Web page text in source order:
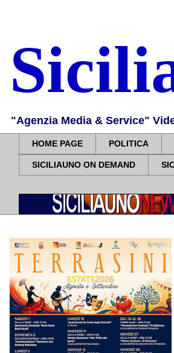
"Agenzia Media & Service"
HOME PAGE POLITICA
SICILIAUNO ON DEMAND